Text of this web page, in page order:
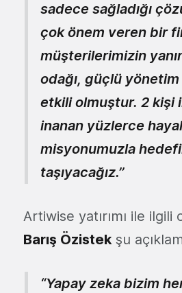
sadece sağladığı
çok önem veren bir
müşterilerimizin
odağı, güçlü yönetim
etkili olmuştur. 2 kişi
inanan yüzlerce
misyonumuzla
taşıyacağız.’’
Artiwise yatırımı ile ilgili
Barış Özistekşu
“Yapay zeka bizim